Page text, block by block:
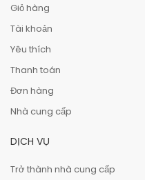
Giỏ hàng
Tài khoản
Yêu thích
Thanh toán
Đơn hàng
Nhà cung cấp
DỊCH VỤ
Trở thành nhà cung cấp